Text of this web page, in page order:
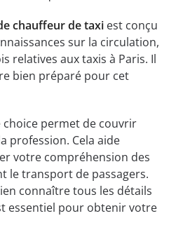
chauffeur de taxi est conçu
sur la circulation,
relatives aux taxis à Paris. Il
bien préparé pour cet
permet de couvrir
profession. Cela aide
votre compréhension des
le transport de passagers.
connaître tous les détails
essentiel pour obtenir votre